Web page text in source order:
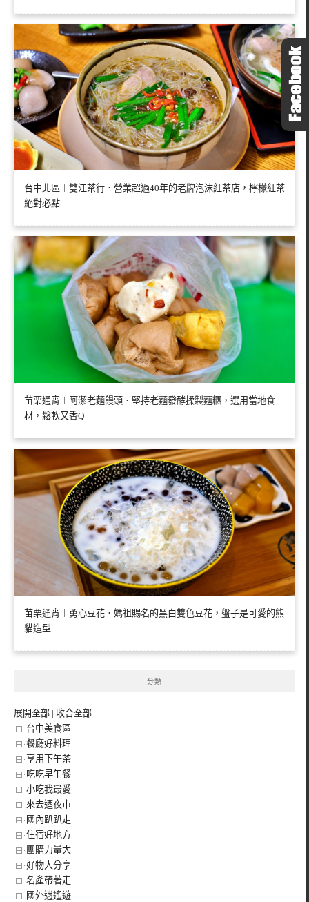
台中北區︱雙江茶行．營業超過40年的老牌泡沫紅茶店，檸檬紅茶
絕對必點
苗栗通宵︱阿潔老麵饅頭．堅持老麵發酵揉製麵糰，選用當地食
材，鬆軟又香Q
苗栗通宵︱勇心豆花．媽祖賜名的黑白雙色豆花，盤子是可愛的熊
貓造型
分類
展開全部 | 收合全部
台中美食區
餐廳好料理
享用下午茶
吃吃早午餐
小吃我最愛
來去迺夜市
國內趴趴走
住宿好地方
團購力量大
好物大分享
名產帶著走
國外逍遙遊